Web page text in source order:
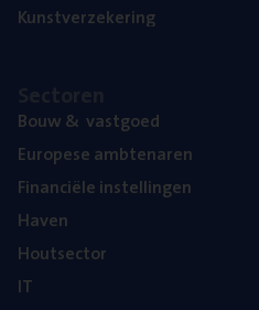
Kunst­ver­ze­ke­ring
Bouw& vastgoed
Euro­pe­se ambtenaren
Finan­ci­ë­le instellingen
Haven
Hout­sec­tor
IT